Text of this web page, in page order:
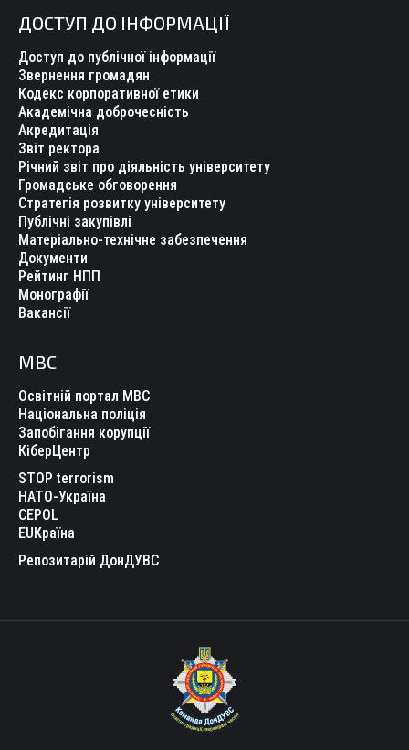
ДОСТУП ДО ІНФОРМАЦІЇ
Доступ до публічної інформації
Звернення громадян
Кодекс корпоративної етики
Академічна доброчесність
Акредитація
Звіт ректора
Річний звіт про діяльність університету
Громадське обговорення
Стратегія розвитку університету
Публічні закупівлі
Матеріально-технічне забезпечення
Документи
Рейтинг НПП
Монографії
Вакансії
МВС
Освітній портал МВС
Національна поліція
Запобігання корупції
КіберЦентр
STOP terrorism
НАТО-Україна
CEPOL
EUКраїна
Репозитарій ДонДУВС